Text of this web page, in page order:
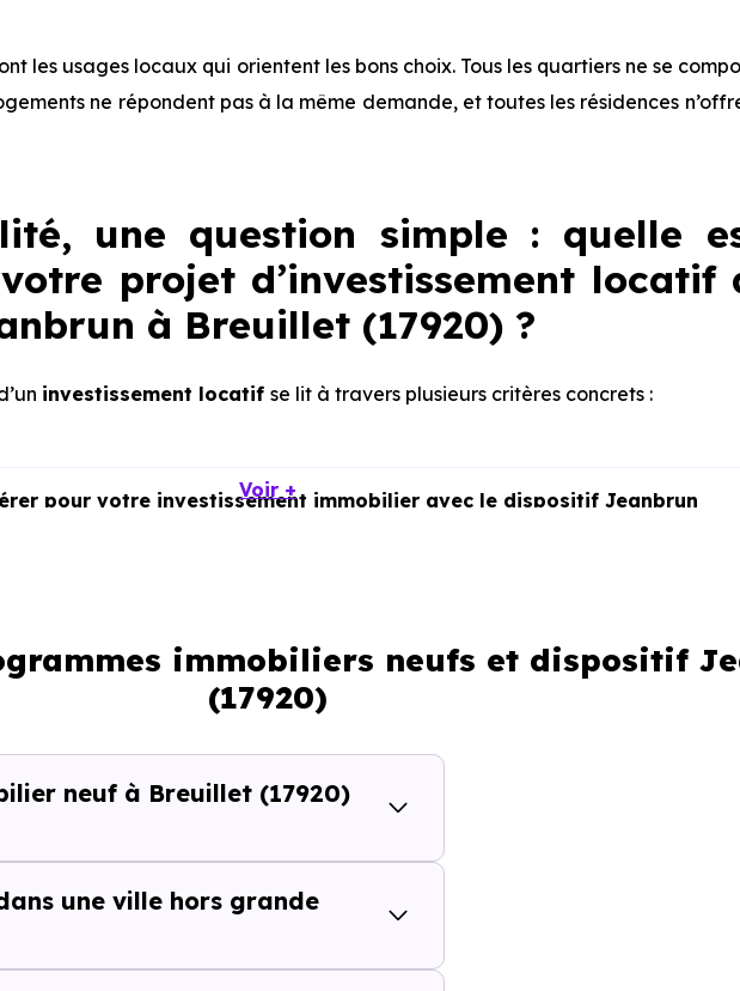
les usages locaux qui orientent les bons choix. Tous les quartiers ne se
ne répondent pas à la même demande, et toutes les résidences
une question simple : quelle
projet d’investissement locatif
à Breuillet (17920) ?
investissement locatif se lit à travers plusieurs critères concrets :
pour votre investissement immobilier avec le dispositif Jeanbrun
Voir +
immobiliers neufs et dispositif
(17920)
neuf à Breuillet (17920)
une ville hors grande